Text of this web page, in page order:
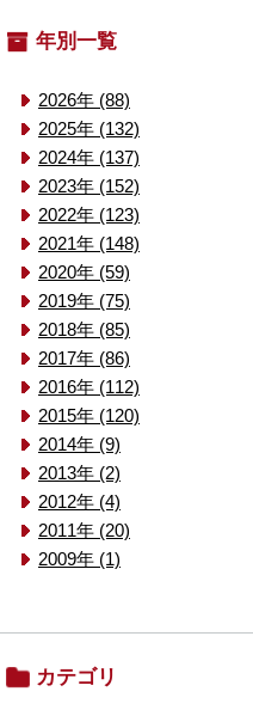
年別一覧
2026年 (88)
2025年 (132)
2024年 (137)
2023年 (152)
2022年 (123)
2021年 (148)
2020年 (59)
2019年 (75)
2018年 (85)
2017年 (86)
2016年 (112)
2015年 (120)
2014年 (9)
2013年 (2)
2012年 (4)
2011年 (20)
2009年 (1)
カテゴリ